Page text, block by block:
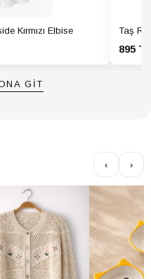
Kırmızı Elbise Taş
895
GİT
‹ ›